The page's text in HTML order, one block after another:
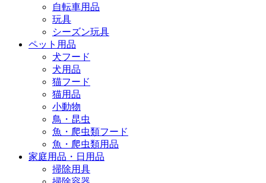
自転車用品
玩具
シーズン玩具
ペット用品
犬フード
犬用品
猫フード
猫用品
小動物
鳥・昆虫
魚・爬虫類フード
魚・爬虫類用品
家庭用品・日用品
掃除用具